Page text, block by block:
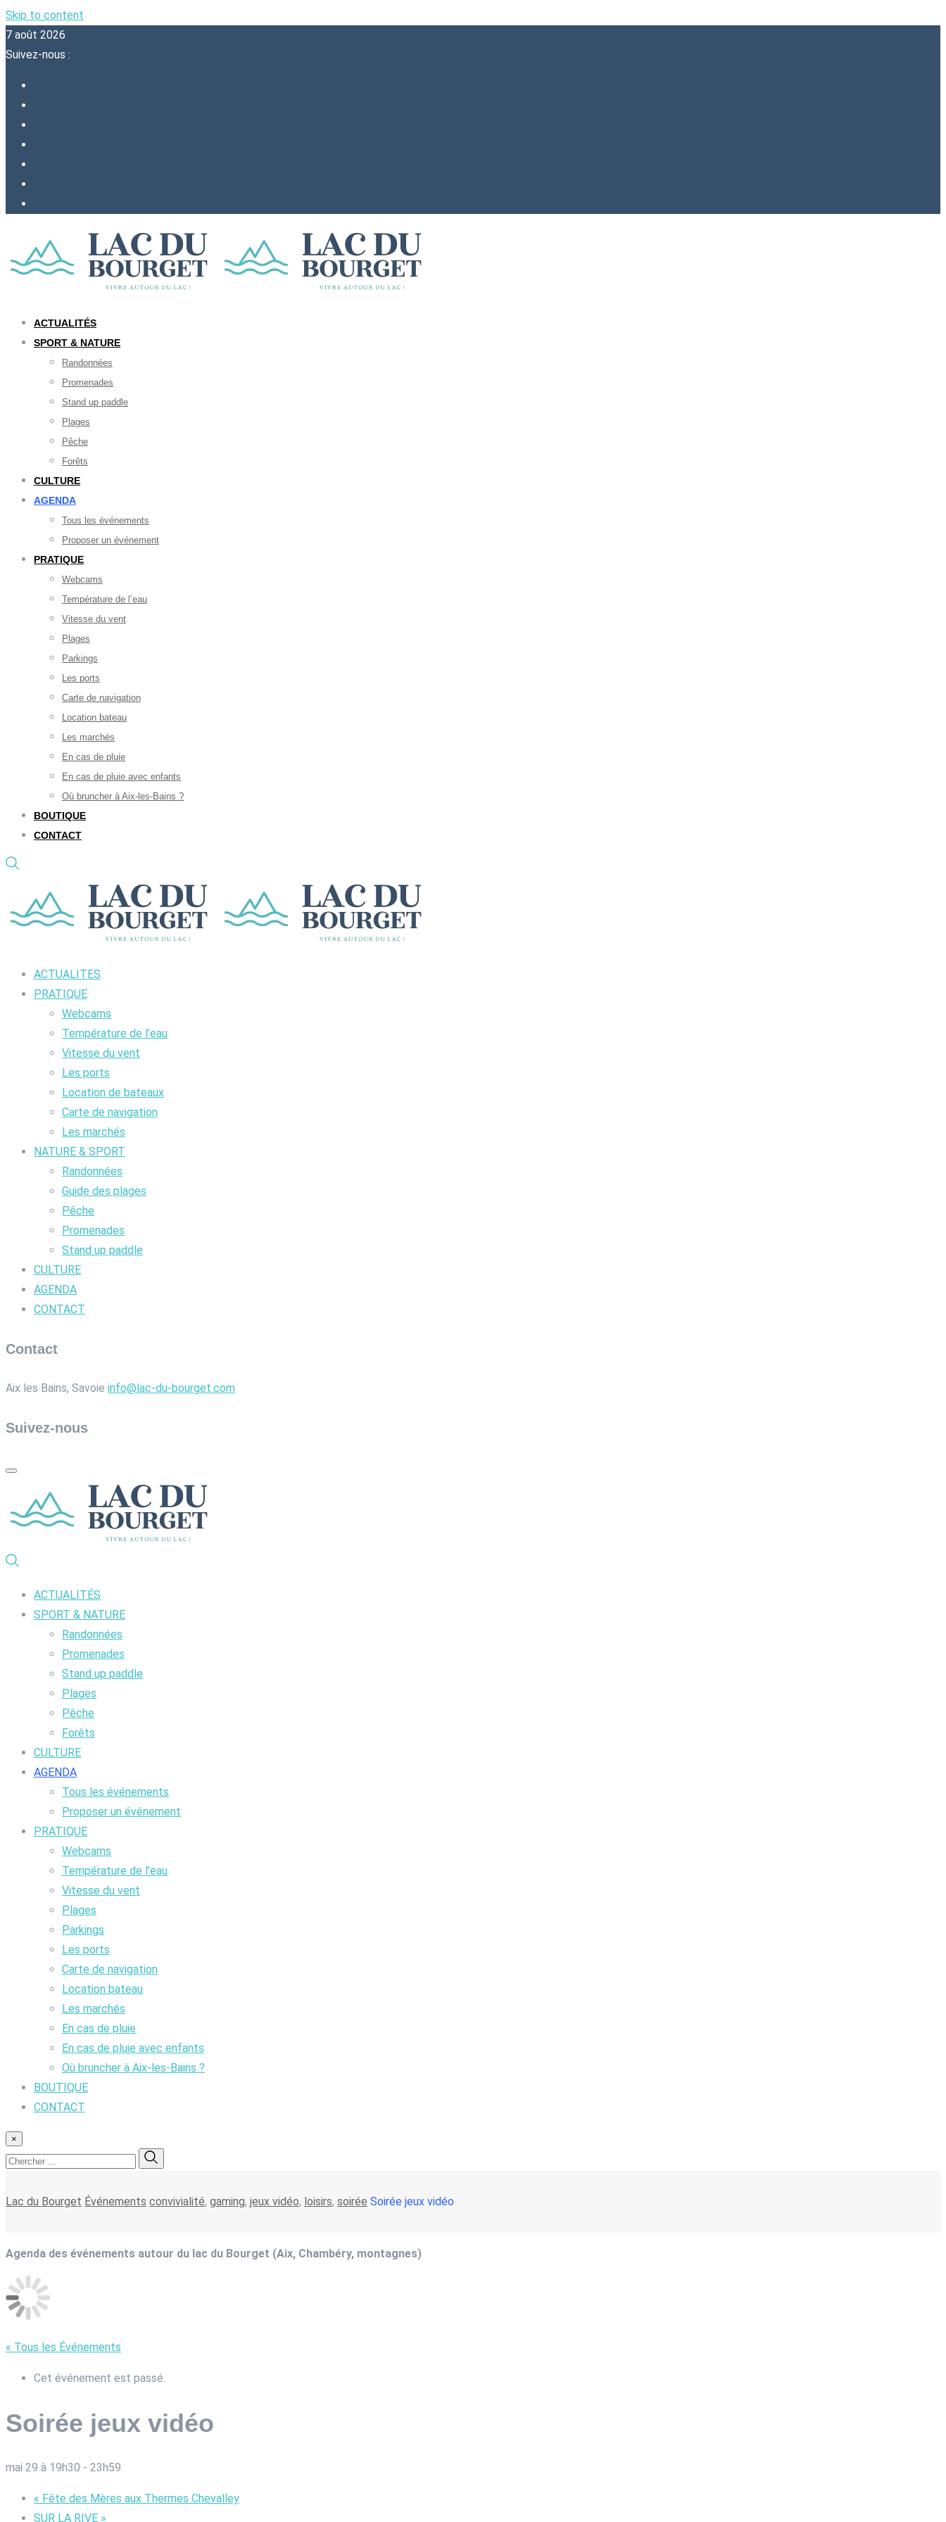
Skip to content
7 août 2026
Suivez-nous :
ACTUALITÉS
SPORT & NATURE
Randonnées
Promenades
Stand up paddle
Plages
Pêche
Forêts
CULTURE
AGENDA
Tous les événements
Proposer un événement
PRATIQUE
Webcams
Température de l’eau
Vitesse du vent
Plages
Parkings
Les ports
Carte de navigation
Location bateau
Les marchés
En cas de pluie
En cas de pluie avec enfants
Où bruncher à Aix-les-Bains ?
BOUTIQUE
CONTACT
ACTUALITES
PRATIQUE
Webcams
Température de l’eau
Vitesse du vent
Les ports
Location de bateaux
Carte de navigation
Les marchés
NATURE & SPORT
Randonnées
Guide des plages
Pêche
Promenades
Stand up paddle
CULTURE
AGENDA
CONTACT
Contact
Aix les Bains, Savoie info@lac-du-bourget.com
Suivez-nous
ACTUALITÉS
SPORT & NATURE
Randonnées
Promenades
Stand up paddle
Plages
Pêche
Forêts
CULTURE
AGENDA
Tous les événements
Proposer un événement
PRATIQUE
Webcams
Température de l’eau
Vitesse du vent
Plages
Parkings
Les ports
Carte de navigation
Location bateau
Les marchés
En cas de pluie
En cas de pluie avec enfants
Où bruncher à Aix-les-Bains ?
BOUTIQUE
CONTACT
×
Lac du Bourget Événements convivialité, gaming, jeux vidéo, loisirs, soirée Soirée jeux vidéo
Agenda des événements autour du lac du Bourget (Aix, Chambéry, montagnes)
« Tous les Événements
Cet événement est passé.
Soirée jeux vidéo
mai 29 à 19h30 - 23h59
« Fête des Mères aux Thermes Chevalley
SUR LA RIVE »